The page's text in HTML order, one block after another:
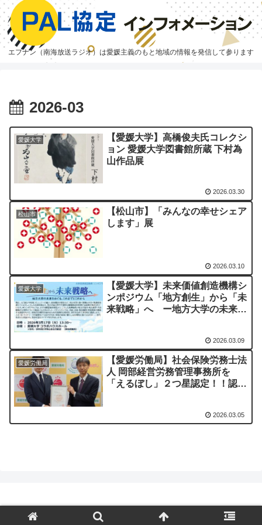
エフナン（南海放送ラジオ）は愛媛主義のもと地域の情報を発信して参ります
2026-03
愛媛大学
【愛媛大学】高橋俊夫氏コレクシ
ョン 愛媛大学図書館所蔵 下村為
山作品展
2026.03.30
松山市
【松山市】「みんなの幸せシェア
します」展
2026.03.10
愛媛大学
【愛媛大学】未来価値創造機構シ
ンポジウム「地方創生」から「未
来戦略」へ ー地方大学の未来を
2026.03.09
愛媛労働局
【愛媛労働局】社会保険労務士法
人 岡部経営労務管理事務所を
「えるぼし」２つ星認定！！認定
2026.03.05
© 2023 PAL協定インフォメーション.